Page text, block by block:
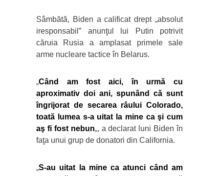
Sâmbătă, Biden a calificat drept „absolut
iresponsabil” anunţul lui Putin potrivit
căruia Rusia a amplasat primele sale
arme nucleare tactice în Belarus.
„Când am fost aici, în urmă cu
aproximativ doi ani, spunând că sunt
îngrijorat de secarea râului Colorado,
toată lumea s-a uitat la mine ca şi cum
aş fi fost nebun„, a declarat luni Biden în
faţa unui grup de donatori din California.
„S-au uitat la mine ca atunci când am